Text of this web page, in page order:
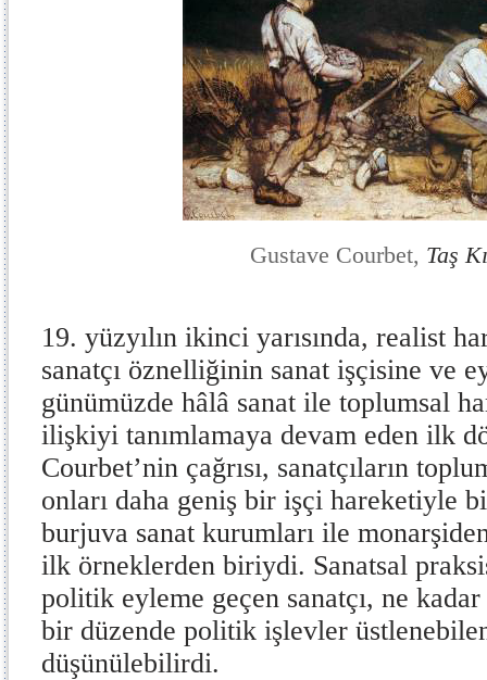
Gustave Courbet, Taş
19. yüzyılın ikinci yarısında, realist
sanatçı öznelliğinin sanat işçisine ve
günümüzde hâlâ sanat ile toplumsal
ilişkiyi tanımlamaya devam eden ilk
Courbet’nin çağrısı, sanatçıların
onları daha geniş bir işçi hareketiyle
burjuva sanat kurumları ile
ilk örneklerden biriydi. Sanatsal
politik eyleme geçen sanatçı, ne
bir düzende politik işlevler
düşünülebilirdi.